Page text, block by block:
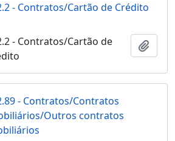
a área de transferência
- Contratos/Cartão de Crédito
- Contratos/Cartão de
- Contratos/Contratos
Outros contratos